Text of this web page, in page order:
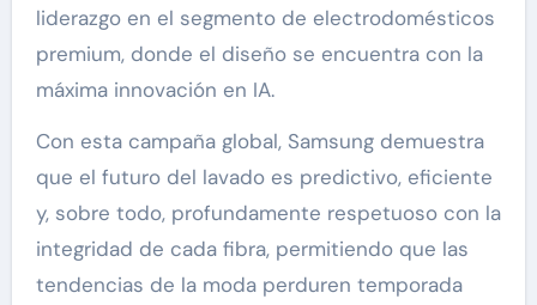
liderazgo en el segmento de electrodomésticos
premium, donde el diseño se encuentra con la
máxima innovación en IA.
Con esta campaña global, Samsung demuestra
que el futuro del lavado es predictivo, eficiente
y, sobre todo, profundamente respetuoso con la
integridad de cada fibra, permitiendo que las
tendencias de la moda perduren temporada